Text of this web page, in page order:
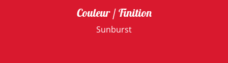
Couleur / Finition
Sunburst